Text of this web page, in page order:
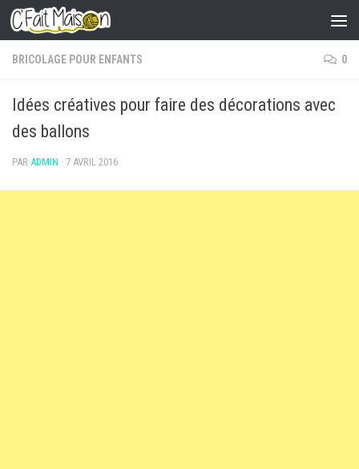
Skip to content
BRICOLAGE POUR ENFANTS 0
Idées créatives pour faire des décorations avec
des ballons
PAR ADMIN · 7 AVRIL 2016